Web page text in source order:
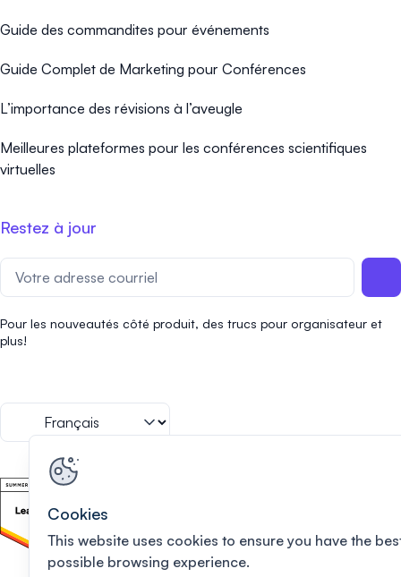
Guide des commandites pour événements
Guide Complet de Marketing pour Conférences
L’importance des révisions à l’aveugle
Meilleures plateformes pour les conférences scientifiques
virtuelles
Restez à jour
Pour les nouveautés côté produit, des trucs pour organisateur et
plus!
Cookies
This website uses cookies to ensure you have the
possible browsing experience.